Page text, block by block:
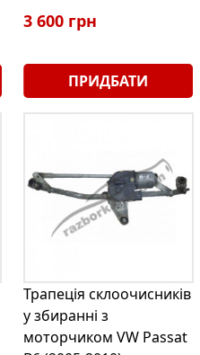
3 600 грн
ПРИДБАТИ
Трапеція склоочисників
у збиранні з
моторчиком VW Passat